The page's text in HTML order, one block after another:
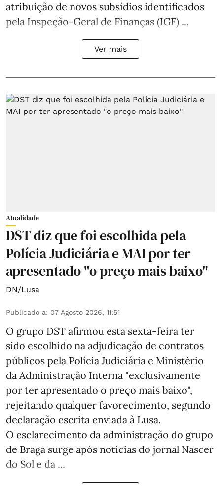
atribuição de novos subsídios identificados
pela Inspeção-Geral de Finanças (IGF) ...
Ver mais
Atualidade
DST diz que foi escolhida pela
Polícia Judiciária e MAI por ter
apresentado "o preço mais baixo"
DN/Lusa
Publicado a: 07 Agosto 2026, 11:51
O grupo DST afirmou esta sexta-feira ter
sido escolhido na adjudicação de contratos
públicos pela Polícia Judiciária e Ministério
da Administração Interna "exclusivamente
por ter apresentado o preço mais baixo",
rejeitando qualquer favorecimento, segundo
declaração escrita enviada à Lusa.
O esclarecimento da administração do grupo
de Braga surge após notícias do jornal Nascer
do Sol e da ...